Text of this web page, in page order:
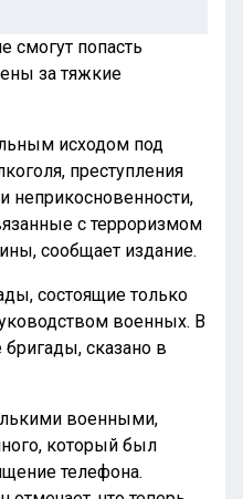
смогут попасть
за тяжкие
исходом под
преступления
неприкосновенности,
с терроризмом
сообщает издание.
состоящие только
военных. В
сказано в
военными,
который был
телефона.